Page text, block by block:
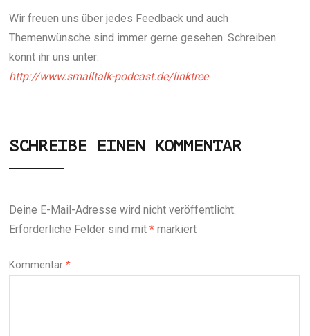
Wir freuen uns über jedes Feedback und auch
Themenwünsche sind immer gerne gesehen. Schreiben
könnt ihr uns unter:
http://www.smalltalk-podcast.de/linktree
SCHREIBE EINEN KOMMENTAR
Deine E-Mail-Adresse wird nicht veröffentlicht.
Erforderliche Felder sind mit* markiert
Kommentar*